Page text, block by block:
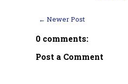
← Newer Post
0 comments:
Post a Comment